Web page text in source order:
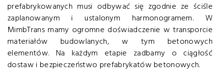
prefabrykowanych musi odbywać się zgodnie ze ściśle
zaplanowanym i ustalonym harmonogramem. W
MimbTrans mamy ogromne doświadczenie w transporcie
materiałów budowlanych, w tym betonowych
elementów. Na każdym etapie zadbamy o ciągłość
dostaw i bezpieczeństwo prefabrykatów betonowych.